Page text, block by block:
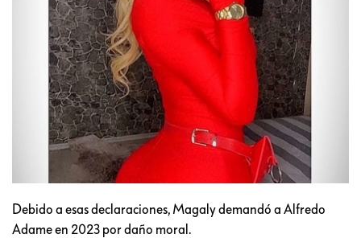
Debido a esas declaraciones, Magaly demandó a Alfredo
Adame en 2023 por daño moral.